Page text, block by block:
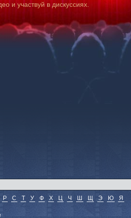
и участвуй в дискуссиях.
Р С Т У Ф Х Ц Ч Ш Щ Э Ю Я